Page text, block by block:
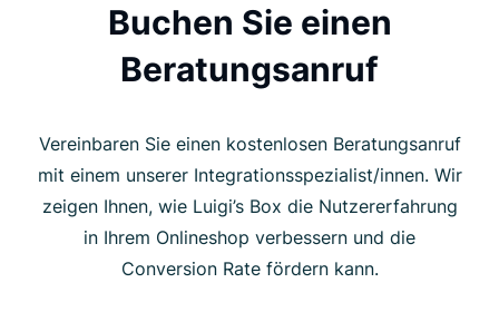
Buchen Sie einen
Beratungsanruf
Vereinbaren Sie einen kostenlosen Beratungsanruf
mit einem unserer Integrationsspezialist/innen. Wir
zeigen Ihnen, wie Luigi’s Box die Nutzererfahrung
in Ihrem Onlineshop verbessern und die
Conversion Rate fördern kann.